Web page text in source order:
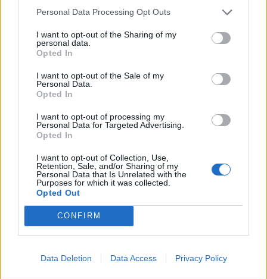
Personal Data Processing Opt Outs
I want to opt-out of the Sharing of my
personal data.
Opted In
I want to opt-out of the Sale of my
Personal Data.
Opted In
I want to opt-out of processing my
Personal Data for Targeted Advertising.
Opted In
I want to opt-out of Collection, Use,
Retention, Sale, and/or Sharing of my
Personal Data that Is Unrelated with the
Purposes for which it was collected.
Opted Out
CONFIRM
Data Deletion Data Access Privacy Policy
beépültek a vezető indexekbe. A tegnapi nap után
jöhet egy kis visszapattanás, ha másért nem, akkor az
eladási pozíciók zárásának következtében. S&P500 A
A keresett cikk a portfolio.hu hírarchívumához
tartozik, melynek olvasása előfizetéses
regisztrációhoz kötött.
Az előfizetés a következőket tartalmazza:
Portfolio.hu teljes cikkarchívum
Kötéslisták: BÉT elmúlt 2 év napon belüli
kötéslistái